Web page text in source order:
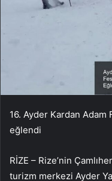
16. Ayder Kardan Adam
eğlendi
RİZE – Rize’nin
turizm merkezi Ayder